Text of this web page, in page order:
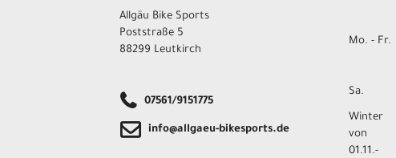
Allgäu Bike Sports
Poststraße 5
88299 Leutkirch
07561/9151775
info@allgaeu-bikesports.de
Mo. - Fr.
Sa.
Winter
von
01.11.-